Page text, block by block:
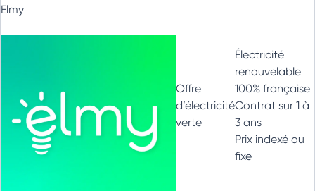
Elmy
Offre
d’électricité
verte
Électricité
renouvelable
100% française
Contrat sur 1 à
3 ans
Prix indexé ou
fixe